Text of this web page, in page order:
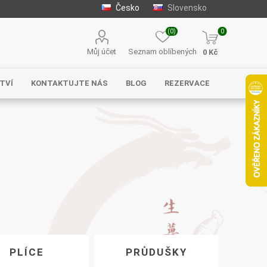
Česko Slovensko
Můj účet Seznam oblíbených
(0) 0
0 Kč
Energy
EVEREST
Henan Wanxi
KONTAKTUJTE NÁS BLOG REZERVACE
PLÍCE PRŮDUŠKY